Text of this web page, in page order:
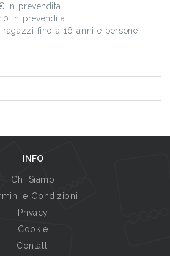
in prevendita
in prevendita
ragazzi fino a 16 anni e persone
INFO
Chi Siamo
e Condizioni
Privacy
Cookie
Contatti